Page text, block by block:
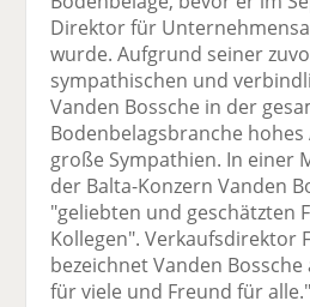
Direktor für
wurde. Aufgrund seiner
sympathischen und
Vanden Bossche in der
Bodenbelagsbranche hohes
große Sympathien. In einer
der Balta-Konzern Vanden
"geliebten und geschätzten
Kollegen". Verkaufsdirektor
bezeichnet Vanden
für viele und Freund für alle."